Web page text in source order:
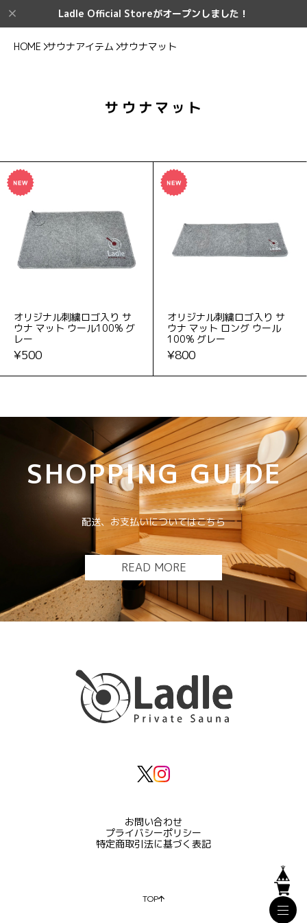
Ladle Official Storeがオープンしました！
HOME サウナアイテム サウナマット
サウナマット
オリジナル刺繍ロゴ入り サ
ウナ マット ウール100% グ
レー
¥500
オリジナル刺繍ロゴ入り サ
ウナ マット ロング ウール
100% グレー
¥800
SHOPPING GUIDE
配送、お支払いについてはこちら
READ MORE
お問い合わせ
プライバシーポリシー
特定商取引法に基づく表記
TOP